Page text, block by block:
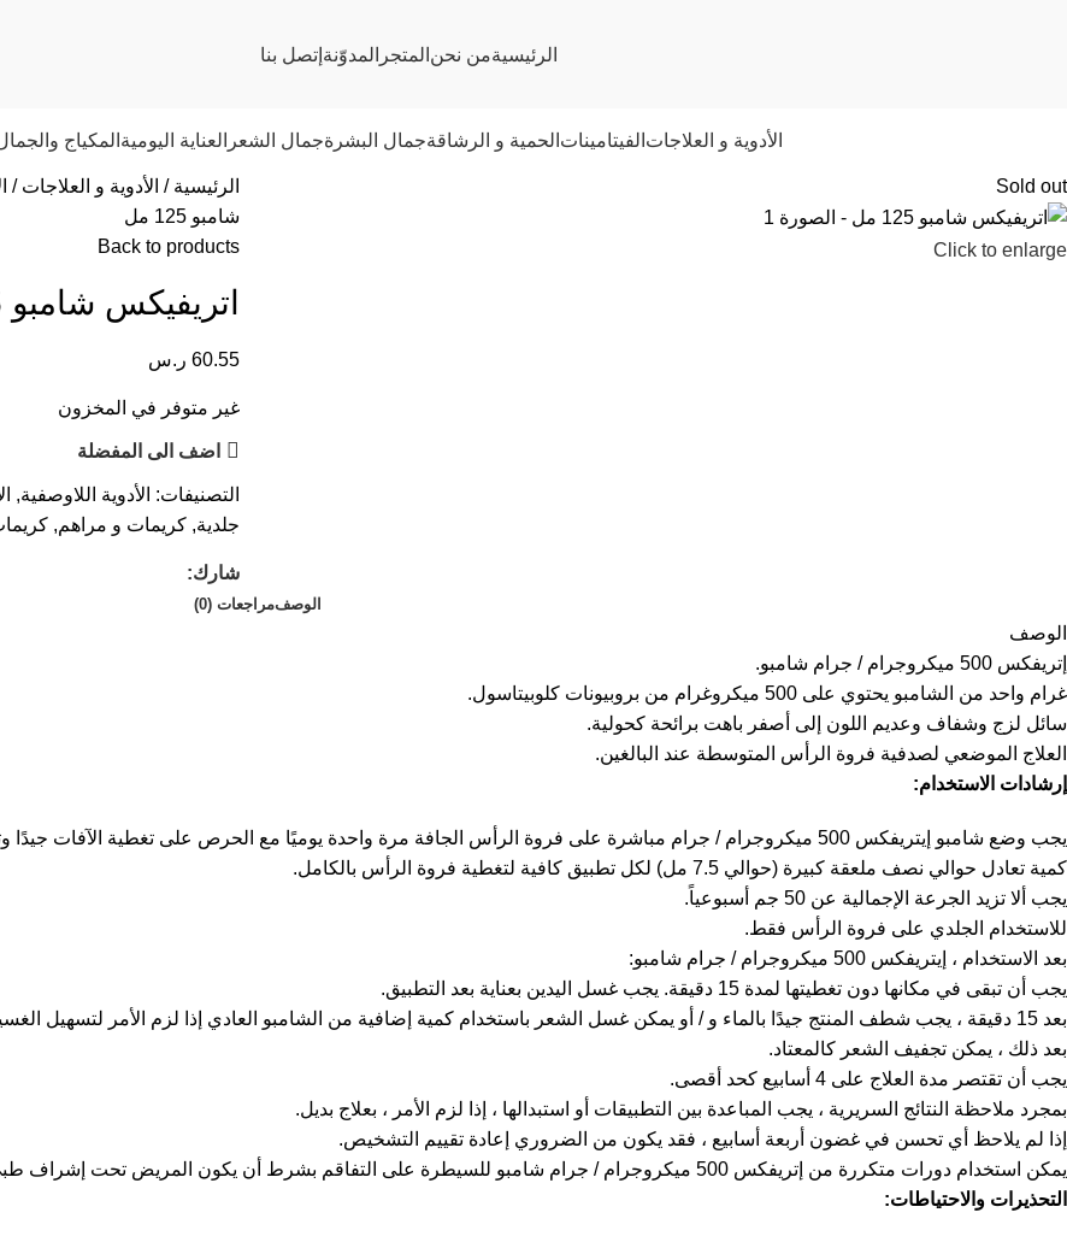
الرئيسيةمن نحن المتجر المدوّنة إتصل بنا
الأدوية و العلاجات الفيتامينات الحمية و الرشاقةجمال البشرةجمال الشعر العناية اليومية المكياج
Sold out
Click to enlarge
الرئيسية الأدوية و العلاجات
شامبو 125 مل
Back to products
اتريفيكس شامبو 125 مل
60.55 ر.س
غير متوفر في المخزون
اضف الى المفضلة
التصنيفات: الأدوية اللاوصفية,
جلدية, كريمات و مراهم,
شارك:
الوصفمراجعات (0)
الوصف
إتريفكس 500 ميكروجرام / جرام شامبو.
غرام واحد من الشامبو يحتوي على 500 ميكروغرام من بروبيونات كلوبيتاسول.
سائل لزج وشفاف وعديم اللون إلى أصفر باهت برائحة كحولية.
العلاج الموضعي لصدفية فروة الرأس المتوسطة عند البالغين.
إرشادات الاستخدام:
يجب وضع شامبو إيتريفكس 500 ميكروجرام / جرام مباشرة على فروة الرأس الجافة مرة واحدة يوميًا مع الحرص على تغطية الآفات جيدًا وتدليكها.
كمية تعادل حوالي نصف ملعقة كبيرة (حوالي 7.5 مل) لكل تطبيق كافية لتغطية فروة الرأس بالكامل.
يجب ألا تزيد الجرعة الإجمالية عن 50 جم أسبوعياً.
للاستخدام الجلدي على فروة الرأس فقط.
بعد الاستخدام ، إيتريفكس 500 ميكروجرام / جرام شامبو:
يجب أن تبقى في مكانها دون تغطيتها لمدة 15 دقيقة. يجب غسل اليدين بعناية بعد التطبيق.
بعد 15 دقيقة ، يجب شطف المنتج جيدًا بالماء و / أو يمكن غسل الشعر باستخدام كمية إضافية من الشامبو العادي إذا لزم الأمر لتسهيل الغسيل.
بعد ذلك ، يمكن تجفيف الشعر كالمعتاد.
يجب أن تقتصر مدة العلاج على 4 أسابيع كحد أقصى.
بمجرد ملاحظة النتائج السريرية ، يجب المباعدة بين التطبيقات أو استبدالها ، إذا لزم الأمر ، بعلاج بديل.
إذا لم يلاحظ أي تحسن في غضون أربعة أسابيع ، فقد يكون من الضروري إعادة تقييم التشخيص.
يمكن استخدام دورات متكررة من إتريفكس 500 ميكروجرام / جرام شامبو للسيطرة على التفاقم بشرط أن يكون المريض تحت إشراف طبي منتظم.
التحذيرات والاحتياطات: